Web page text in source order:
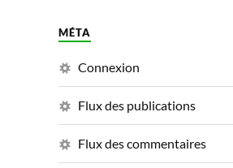
MÉTA
Connexion
Flux des publications
Flux des commentaires